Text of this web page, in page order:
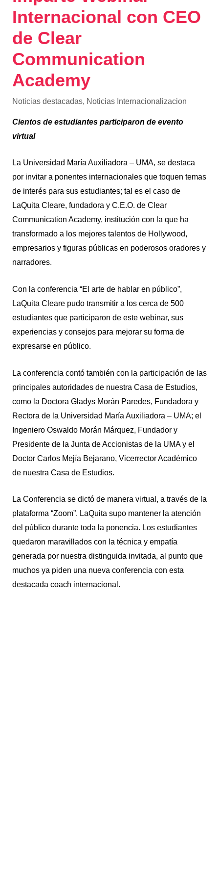
Internacional con CEO
de Clear
Communication
Academy
Noticias destacadas, Noticias Internacionalizacion
Cientos de estudiantes participaron de evento
virtual
La Universidad María Auxiliadora – UMA, se destaca
por invitar a ponentes internacionales que toquen temas
de interés para sus estudiantes; tal es el caso de
LaQuita Cleare, fundadora y C.E.O. de Clear
Communication Academy, institución con la que ha
transformado a los mejores talentos de Hollywood,
empresarios y figuras públicas en poderosos oradores y
narradores.
Con la conferencia “El arte de hablar en público”,
LaQuita Cleare pudo transmitir a los cerca de 500
estudiantes que participaron de este webinar, sus
experiencias y consejos para mejorar su forma de
expresarse en público.
La conferencia contó también con la participación de las
principales autoridades de nuestra Casa de Estudios,
como la Doctora Gladys Morán Paredes, Fundadora y
Rectora de la Universidad María Auxiliadora – UMA; el
Ingeniero Oswaldo Morán Márquez, Fundador y
Presidente de la Junta de Accionistas de la UMA y el
Doctor Carlos Mejía Bejarano, Vicerrector Académico
de nuestra Casa de Estudios.
La Conferencia se dictó de manera virtual, a través de la
plataforma “Zoom”. LaQuita supo mantener la atención
del público durante toda la ponencia. Los estudiantes
quedaron maravillados con la técnica y empatía
generada por nuestra distinguida invitada, al punto que
muchos ya piden una nueva conferencia con esta
destacada coach internacional.